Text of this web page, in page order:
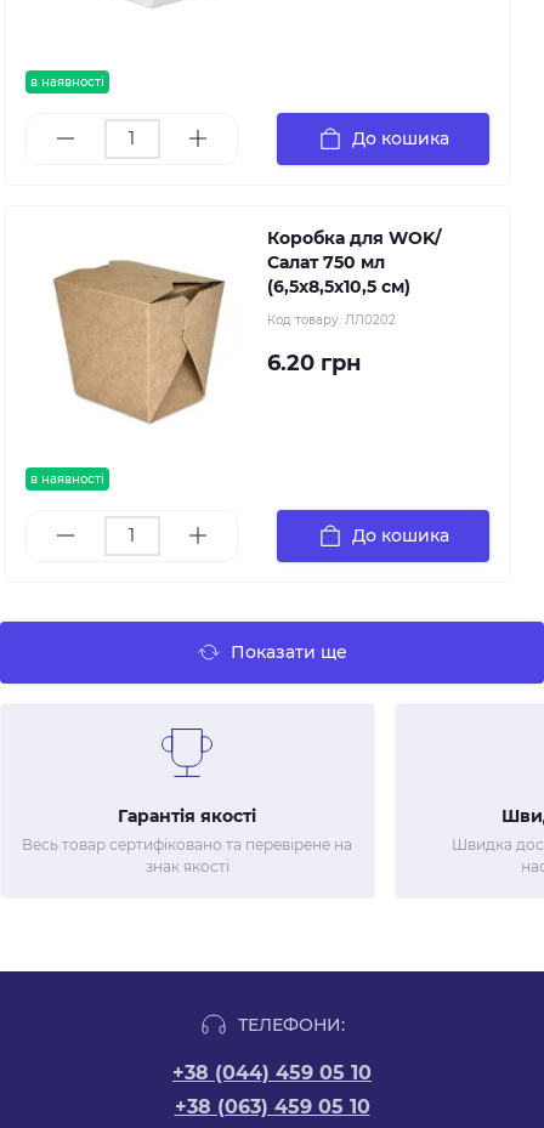
в наявності
До кошика
в наявності
Коробка для WOK/
Салат 750 мл
(6,5х8,5х10,5 см)
Код товару: ЛЛ0202
6.20 грн
До кошика
Показати ще
Гарантія якості
Весь товар сертифіковано та перевірене на
знак якості
Швидка
ТЕЛЕФОНИ:
+38 (044) 459 05 10
+38 (063) 459 05 10